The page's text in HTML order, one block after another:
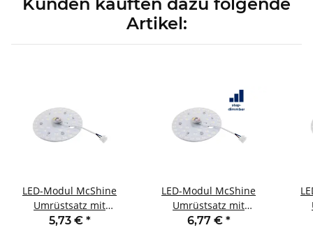
Artikel:
LED-Modul McShine
Umrüstsatz mit
Magnethalterung
5,73 € *
LED-Modul McShine
Umrüstsatz mit
Magnethalterung
6,77 € *